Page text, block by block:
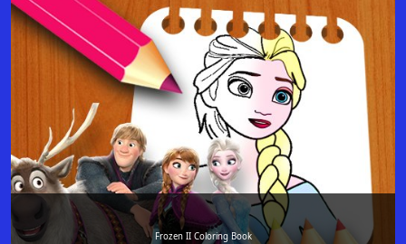
Frozen II Coloring Book